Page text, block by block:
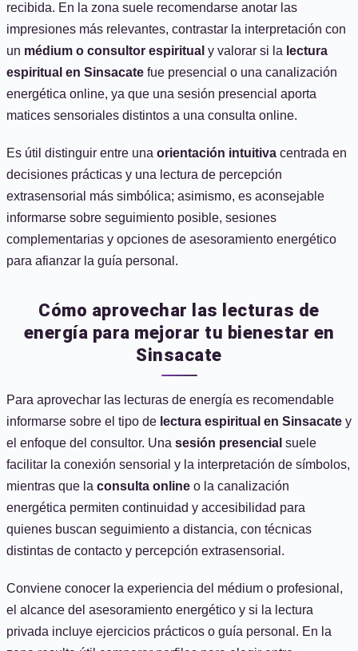
recibida. En la zona suele recomendarse anotar las
impresiones más relevantes, contrastar la interpretación con
un médium o consultor espiritual y valorar si la lectura
espiritual en Sinsacate fue presencial o una canalización
energética online, ya que una sesión presencial aporta
matices sensoriales distintos a una consulta online.
Es útil distinguir entre una orientación intuitiva centrada en
decisiones prácticas y una lectura de percepción
extrasensorial más simbólica; asimismo, es aconsejable
informarse sobre seguimiento posible, sesiones
complementarias y opciones de asesoramiento energético
para afianzar la guía personal.
Cómo aprovechar las lecturas de
energía para mejorar tu bienestar en
Sinsacate
Para aprovechar las lecturas de energía es recomendable
informarse sobre el tipo de lectura espiritual en Sinsacate y
el enfoque del consultor. Una sesión presencial suele
facilitar la conexión sensorial y la interpretación de símbolos,
mientras que la consulta online o la canalización
energética permiten continuidad y accesibilidad para
quienes buscan seguimiento a distancia, con técnicas
distintas de contacto y percepción extrasensorial.
Conviene conocer la experiencia del médium o profesional,
el alcance del asesoramiento energético y si la lectura
privada incluye ejercicios prácticos o guía personal. En la